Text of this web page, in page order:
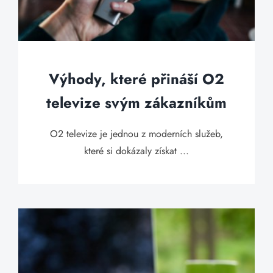
Výhody, které přináší O2
televize svým zákazníkům
O2 televize je jednou z moderních služeb,
které si dokázaly získat ...